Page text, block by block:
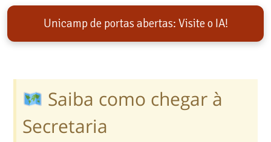
Unicamp de portas abertas: Visite o IA!
Saiba como chegar à
Secretaria